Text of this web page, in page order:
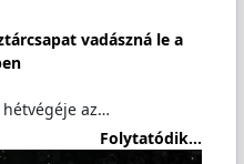
vadászná le a
az…
Folytatódik...